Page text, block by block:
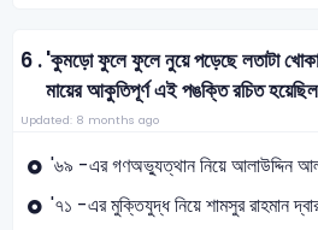
6 .'কুমড়ো ফুলে ফুলে নুয়ে পড়েছে লতাটা
মায়ের আকুতিপূর্ণ এই পঙক্তি রচিত
Updated: 8 months ago
'৬৯ -এর গণঅভ্যুত্থান নিয়ে আলাউদ্দিন
'৭১ -এর মুক্তিযুদ্ধ নিয়ে শামসুর রাহমান